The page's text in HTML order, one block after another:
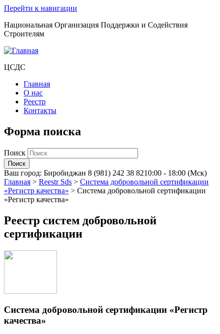
Перейти к навигации
Национальная Организация Поддержки и Содействия
Строителям
ЦСДС
Главная
О нас
Реестр
Контакты
Форма поиска
Поиск
Ваш город: Биробиджан 8 (981) 242 38 8210:00 - 18:00 (Мск)
Главная > Reestr Sds > Система добровольной сертификации
«Регистр качества» > Система добровольной сертификации
«Регистр качества»
Реестр систем добровольной
сертификации
Система добровольной сертификации «Регистр
качества»